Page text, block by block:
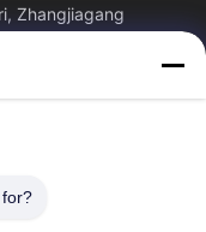
Zhangjiagang